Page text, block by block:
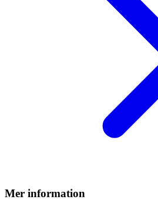
Mer information